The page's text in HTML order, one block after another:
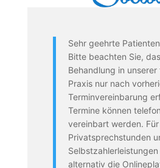
Sehr geehrte
Bitte beachten Sie,
Behandlung in
Praxis nur nach
Terminvereinbarung
Termine können
vereinbart werden. Für
Privatsprechstunden
alternativ die